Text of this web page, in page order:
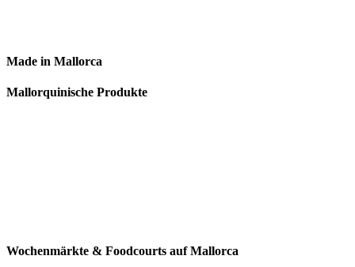
Made in Mallorca
Mallorquinische Produkte
Wochenmärkte & Foodcourts auf Mallorca